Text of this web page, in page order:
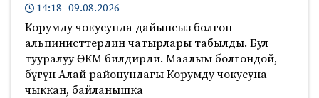
14:18 09.08.2026
Корумду чокусунда дайынсыз болгон
альпинисттердин чатырлары табылды. Бул
тууралуу ӨКМ билдирди. Маалым болгондой,
бүгүн Алай районундагы Корумду чокусуна
чыккан, байланышка